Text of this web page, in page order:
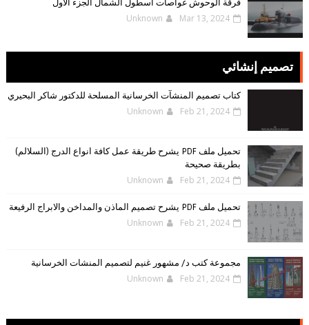
فرقة الوحوش غواصات أسطول الشمال الجزء الأول
Unknown Mar 13, 2024
تصميم إنشائي
كتاب تصميم المنشآت الخرسانية المسلحة للدكتور شاكر البحيري
Unknown Feb 21, 2024
تحميل ملف PDF يشرح طريقة عمل كافة انواع الدرج (السلالم)
بطريقة صحيحة
Unknown Feb 21, 2024
تحميل ملف PDF يشرح تصميم الماذن والمداخن والابراج الرفيعة
Unknown Feb 21, 2024
مجموعة كتب د/ مشهور غنيم لتصميم المنشات الخرسانية
Unknown Feb 21, 2024